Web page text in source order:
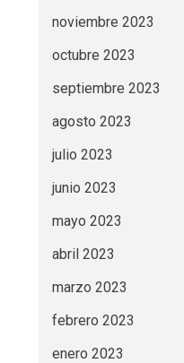
noviembre 2023
octubre 2023
septiembre 2023
agosto 2023
julio 2023
junio 2023
mayo 2023
abril 2023
marzo 2023
febrero 2023
enero 2023